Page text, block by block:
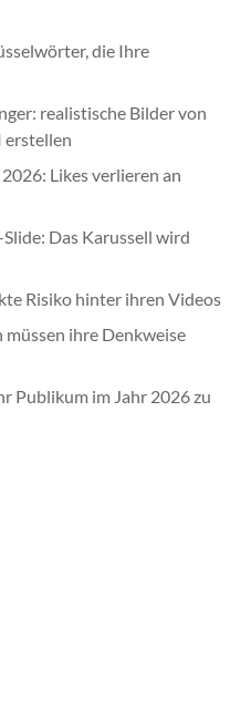
die Ihre
realistische Bilder von
erstellen
Likes verlieren an
Das Karussell wird
Risiko hinter ihren Videos
ihre Denkweise
Publikum im Jahr 2026 zu